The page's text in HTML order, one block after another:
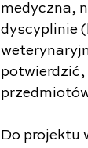
medyczna,
dyscyplinie
potwierdzić,
Do projektu